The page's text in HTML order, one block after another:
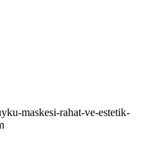
maskesi-rahat-ve-estetik-